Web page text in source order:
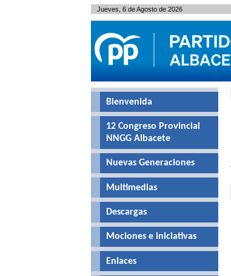
Bienvenida
12 Congreso Provincial
NNGG Albacete
Nuevas Generaciones
Multimedias
Descargas
Mociones e iniciativas
Enlaces
Jueves, 6 de Agosto de 2026